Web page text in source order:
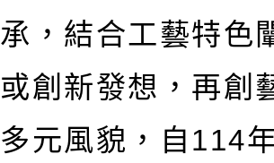
承，結合工藝特色
或創新發想，再創
多元風貌，自114